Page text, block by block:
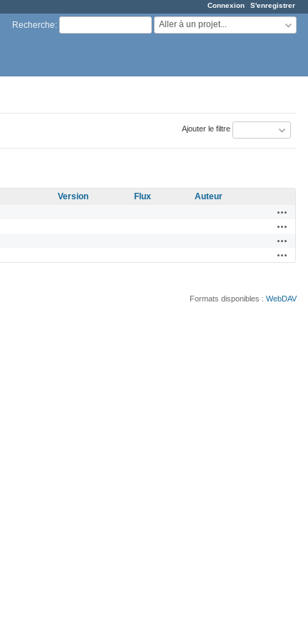
Connexion S'enregistrer
Recherche: Aller à un projet...
Ajouter le filtre
Version Flux
Auteur
Formats disponibles : WebDAV